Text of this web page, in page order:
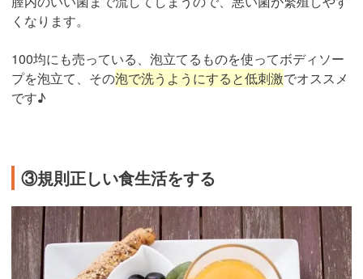
くなります。
100均にも売っている、泡立てるものを使ってボディソー
プを泡立て、その泡で洗うようにすると低刺激でオススメ
です♪
③規則正しい食生活をする